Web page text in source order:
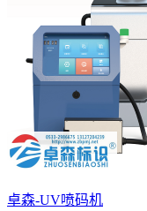
卓森-UV喷码机